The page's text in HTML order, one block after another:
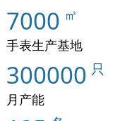
7000 ㎡
手表生产基地
300000 只
月产能